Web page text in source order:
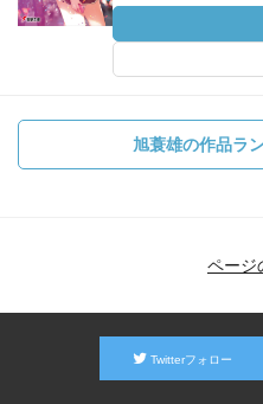
旭蓑雄の作品ラ
ページ
Twitterフォロー